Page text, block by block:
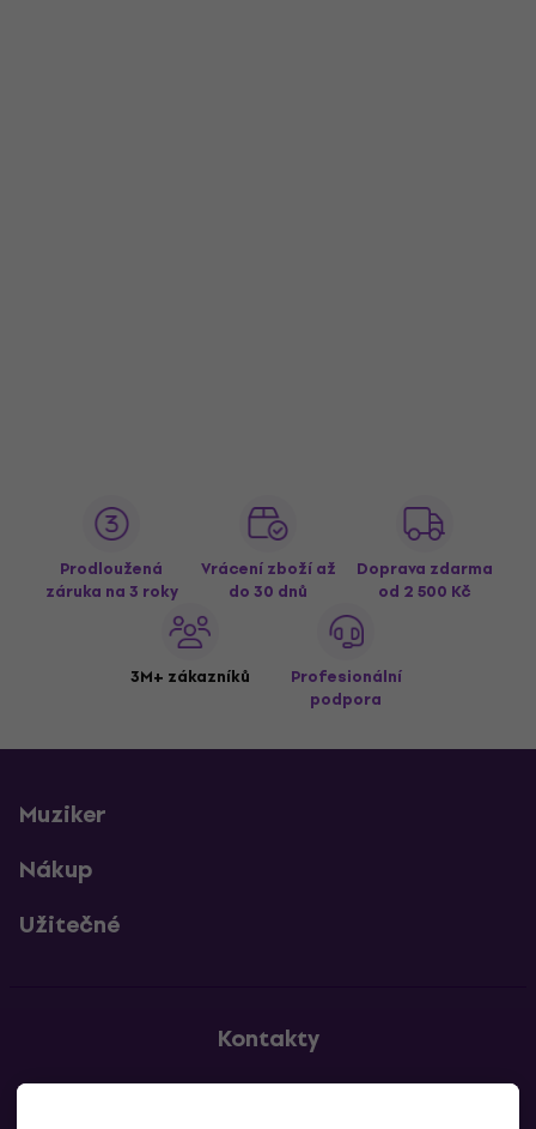
Prodloužená
záruka na 3 roky
Vrácení zboží až
do 30 dnů
Doprava zdarma
od 2 500 Kč
3M+ zákazníků
Profesionální
podpora
Muziker
Nákup
Užitečné
Kontakty